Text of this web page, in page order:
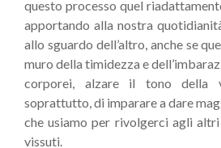
questo processo quel
apportando alla nostra
allo sguardo dell’altro, anche se
muro della timidezza e
corporei, alzare il tono della
soprattutto, di imparare a dare
che usiamo per rivolgerci agli
vissuti.